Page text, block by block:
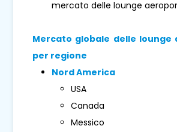
mercato delle lounge
Mercato globale delle lounge
per regione
Nord America
USA
Canada
Messico